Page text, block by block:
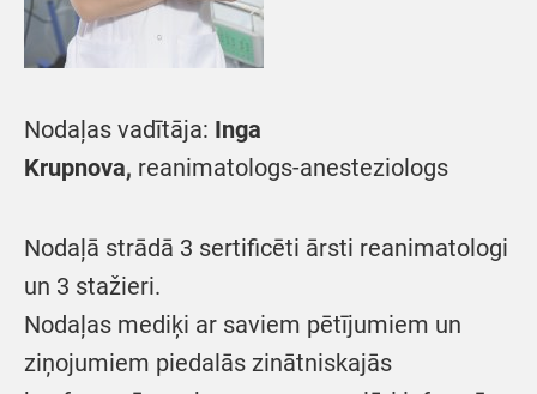
Nodaļas vadītāja: Inga
Krupnova, reanimatologs-anesteziologs
Nodaļā strādā 3 sertificēti ārsti reanimatologi
un 3 stažieri.
Nodaļas mediķi ar saviem pētījumiem un
ziņojumiem piedalās zinātniskajās